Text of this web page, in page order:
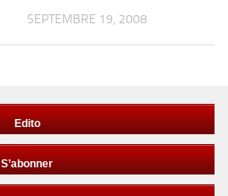
SEPTEMBRE 19, 2008
Edito
S’abonner